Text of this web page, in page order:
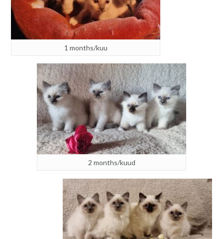
1 months/kuu
2 months/kuud